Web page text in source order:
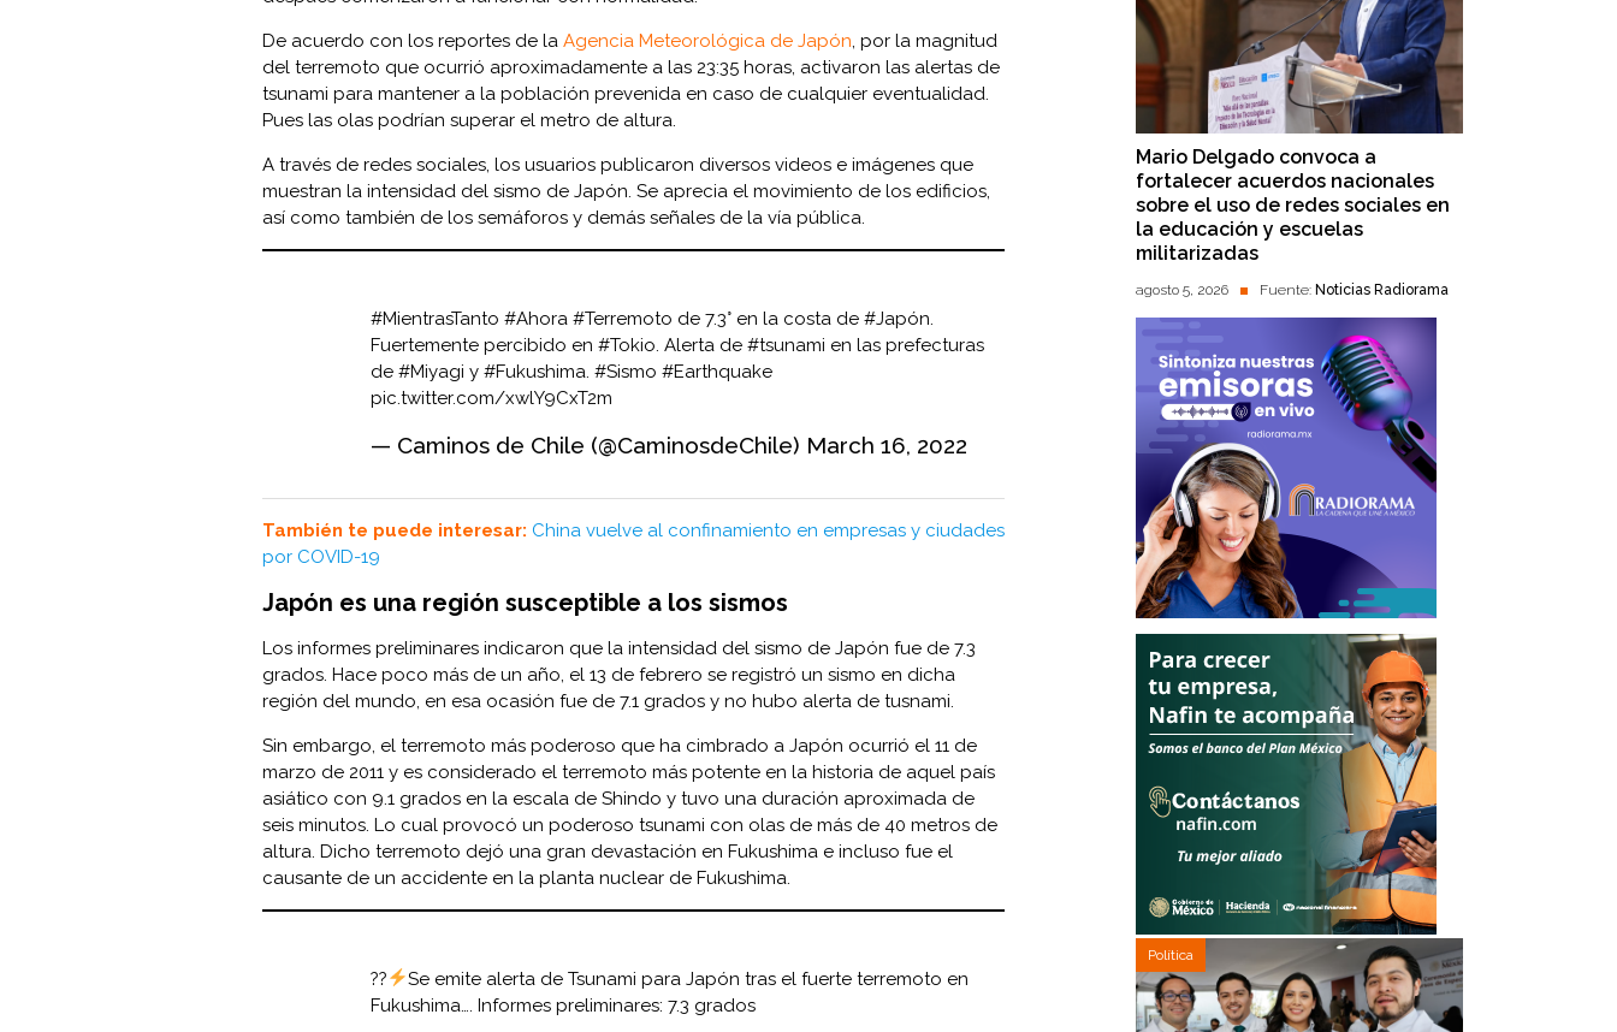
De acuerdo con los reportes de la Agencia Meteorológica de Japón, por la magnitud
del terremoto que ocurrió aproximadamente a las 23:35 horas, activaron las alertas de
tsunami para mantener a la población prevenida en caso de cualquier eventualidad.
Pues las olas podrían superar el metro de altura.
A través de redes sociales, los usuarios publicaron diversos videos e imágenes que
muestran la intensidad del sismo de Japón. Se aprecia el movimiento de los edificios,
así como también de los semáforos y demás señales de la vía pública.
#MientrasTanto #Ahora #Terremoto de 7.3° en la costa de #Japón.
Fuertemente percibido en #Tokio. Alerta de #tsunami en las prefecturas
de #Miyagi y #Fukushima. #Sismo #Earthquake
pic.twitter.com/xwlY9CxT2m
— Caminos de Chile (@CaminosdeChile) March 16, 2022
También te puede interesar: China vuelve al confinamiento en empresas y ciudades
por COVID-19
Japón es una región susceptible a los sismos
Los informes preliminares indicaron que la intensidad del sismo de Japón fue de 7.3
grados. Hace poco más de un año, el 13 de febrero se registró un sismo en dicha
región del mundo, en esa ocasión fue de 7.1 grados y no hubo alerta de tusnami.
Sin embargo, el terremoto más poderoso que ha cimbrado a Japón ocurrió el 11 de
marzo de 2011 y es considerado el terremoto más potente en la historia de aquel país
asiático con 9.1 grados en la escala de Shindo y tuvo una duración aproximada de
seis minutos. Lo cual provocó un poderoso tsunami con olas de más de 40 metros de
altura. Dicho terremoto dejó una gran devastación en Fukushima e incluso fue el
causante de un accidente en la planta nuclear de Fukushima.
??
Se emite alerta de Tsunami para Japón tras el fuerte terremoto en
Fukushima…. Informes preliminares: 7.3 grados
Mario Delgado convoca a
fortalecer acuerdos nacionales
sobre el uso de redes sociales en
la educación y escuelas
militarizadas
agosto 5, 2026 Fuente: Noticias Radiorama
Política